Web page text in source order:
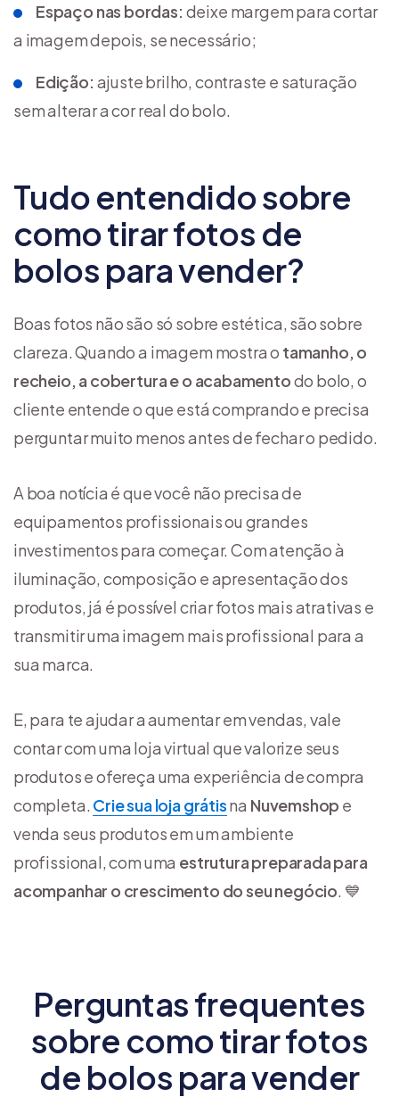
Espaço nas bordas: deixe margem para cortar
a imagem depois, se necessário;
Edição: ajuste brilho, contraste e saturação
sem alterar a cor real do bolo.
Tudo entendido sobre
como tirar fotos de
bolos para vender?
Boas fotos não são só sobre estética, são sobre
clareza. Quando a imagem mostra o tamanho, o
recheio, a cobertura e o acabamentodo bolo, o
cliente entende o que está comprando e precisa
perguntar muito menos antes de fechar o pedido.
A boa notícia é que você não precisa de
equipamentos profissionais ou grandes
investimentos para começar. Com atenção à
iluminação, composição e apresentação dos
produtos, já é possível criar fotos mais atrativas e
transmitir uma imagem mais profissional para a
sua marca.
E, para te ajudar a aumentar em vendas, vale
contar com uma loja virtual que valorize seus
produtos e ofereça uma experiência de compra
completa. Crie sua loja grátisna Nuvemshop e
venda seus produtos em um ambiente
profissional, com uma estrutura preparada para
acompanhar o crescimento do seu negócio. 💙
Perguntas frequentes
sobre como tirar fotos
de bolos para vender